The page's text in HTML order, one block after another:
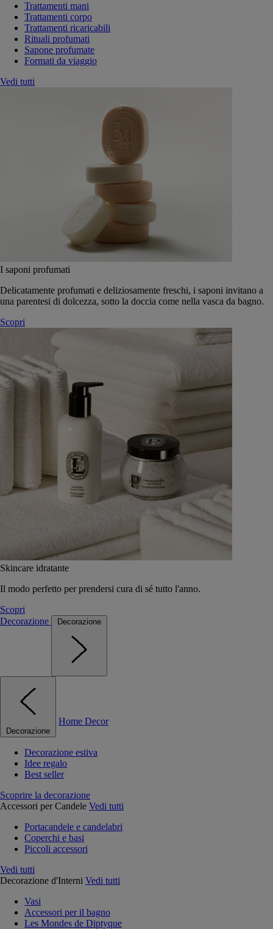
Trattamenti mani
Trattamenti corpo
Trattamenti ricaricabili
Rituali profumati
Sapone profumate
Formati da viaggio
Vedi tutti
I saponi profumati
Delicatamente profumati e deliziosamente freschi, i saponi invitano a
una parentesi di dolcezza, sotto la doccia come nella vasca da bagno.
Scopri
Skincare idratante
Il modo perfetto per prendersi cura di sé tutto l'anno.
Scopri
Decorazione
Decorazione
Decorazione
Home Decor
Decorazione estiva
Idee regalo
Best seller
Scoprire la decorazione
Accessori per Candele Vedi tutti
Portacandele e candelabri
Coperchi e basi
Piccoli accessori
Vedi tutti
Decorazione d'Interni Vedi tutti
Vasi
Accessori per il bagno
Les Mondes de Diptyque